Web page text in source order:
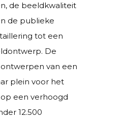
de beeldkwaliteit
de publieke
tot een
De
van een
plein voor het
een verhoogd
12.500